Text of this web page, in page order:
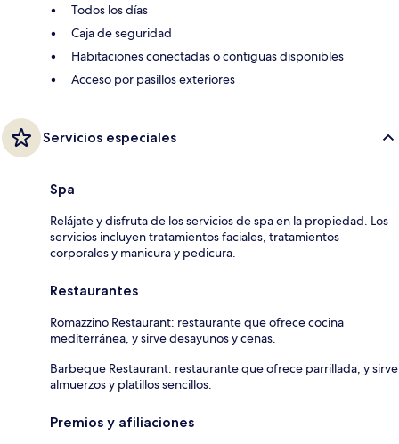
Todos los días
Caja de seguridad
Habitaciones conectadas o contiguas disponibles
Acceso por pasillos exteriores
Servicios especiales
Spa
Relájate y disfruta de los servicios de spa en la propiedad. Los
servicios incluyen tratamientos faciales, tratamientos
corporales y manicura y pedicura.
Restaurantes
Romazzino Restaurant: restaurante que ofrece cocina
mediterránea, y sirve desayunos y cenas.
Barbeque Restaurant: restaurante que ofrece parrillada, y sirve
almuerzos y platillos sencillos.
Premios y afiliaciones